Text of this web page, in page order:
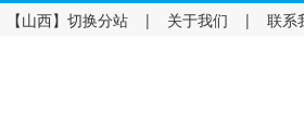
【山西】 切换分站 | 关于我们 | 联系